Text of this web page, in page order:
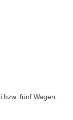
fünf Wagen.